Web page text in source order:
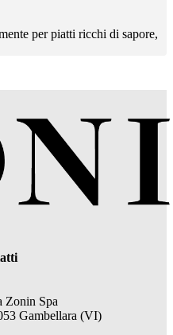
per piatti ricchi di sapore,
Zonin Spa
Gambellara (VI)